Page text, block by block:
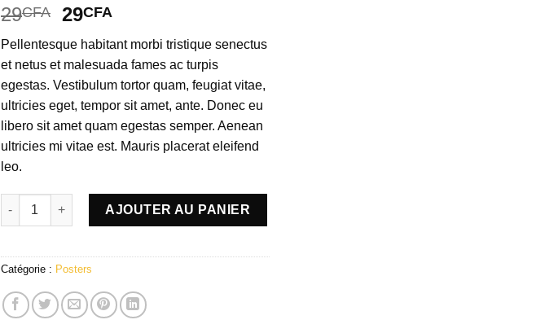
Noté
2.00
5
basé
sur
2
notations
client
29CFA 29CFA
Pellentesque habitant morbi tristique senectus
et netus et malesuada fames ac turpis
egestas. Vestibulum tortor quam, feugiat vitae,
ultricies eget, tempor sit amet, ante. Donec eu
libero sit amet quam egestas semper. Aenean
ultricies mi vitae est. Mauris placerat eleifend
leo.
quantité de Premium Quality
AJOUTER AU PANIER
Catégorie : Posters